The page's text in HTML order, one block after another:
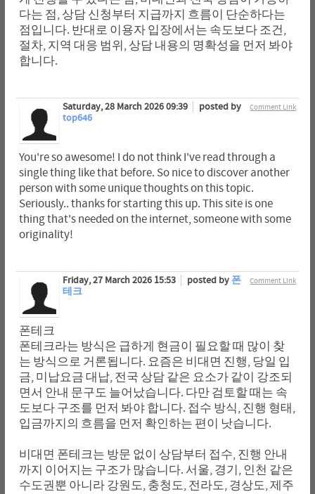
다는 점, 상담 신청부터 지급까지 흐름이 단순하다는
점입니다. 반대로 이용자 입장에서는 속도보다 조건,
절차, 지역 대응 범위, 상담 내용의 명확성을 먼저 봐야
합니다.
Comment Link
Saturday, 28 March 2026 09:39
posted by
top646
You're so awesome! I do not think I've read through a
single thing like that before. So nice to discover another
person with some unique thoughts on this topic.
Seriously.. thanks for starting this up. This site is one
thing that's needed on the internet, someone with some
originality!
Comment Link
Friday, 27 March 2026 15:53 posted by 폰
테크
폰테크
폰테크라는 방식은 급하게 현금이 필요할 때 많이 찾
는 방식으로 거론됩니다. 요즘은 비대면 진행, 당일 입
금, 미납요금 대납, 전국 상담 같은 요소가 같이 강조되
면서 안내 문구도 늘어났습니다. 다만 검토할 때는 속
도보다 구조를 먼저 봐야 합니다. 접수 방식, 진행 형태,
입금까지의 흐름을 먼저 확인하는 편이 낫습니다.
비대면 폰테크는 방문 없이 상담부터 접수, 진행 안내
까지 이어지는 구조가 많습니다. 서울, 경기, 인천 같은
수도권뿐 아니라 강원도, 충청도, 전라도, 경상도, 제주